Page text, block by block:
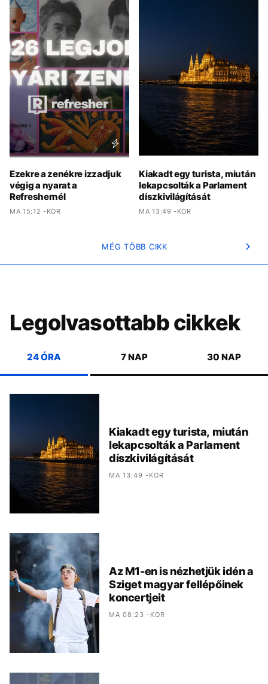
Ezekre a zenékre izzadjuk
végig a nyarat a
Refreshernél
MA 15:12 -KOR
Kiakadt egy turista, miután
lekapcsolták a Parlament
díszkivilágítását
MA 13:49 -KOR
MÉG TÖBB CIKK
Legolvasottabb cikkek
24 ÓRA 7 NAP 30 NAP
Kiakadt egy turista, miután
lekapcsolták a Parlament
díszkivilágítását
MA 13:49 -KOR
Az M1-en is nézhetjük idén a
Sziget magyar fellépőinek
koncertjeit
MA 08:23 -KOR